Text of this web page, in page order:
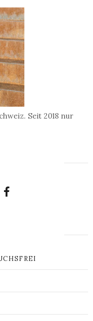
Seit 2018 nur